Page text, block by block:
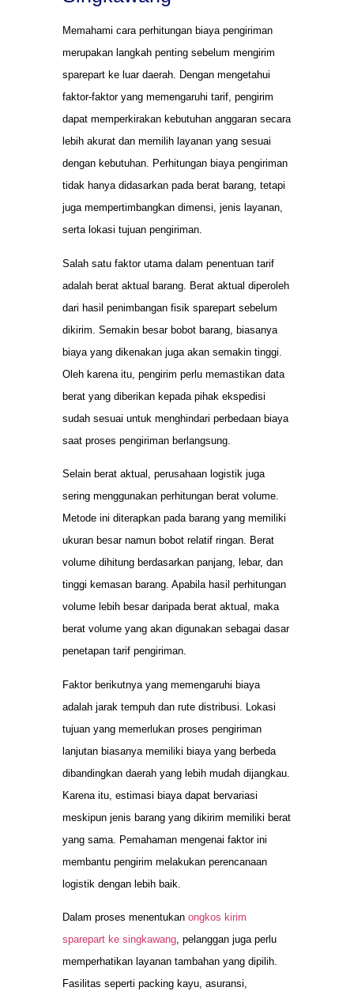
Memahami cara perhitungan biaya pengiriman
merupakan langkah penting sebelum mengirim
sparepart ke luar daerah. Dengan mengetahui
faktor-faktor yang memengaruhi tarif, pengirim
dapat memperkirakan kebutuhan anggaran secara
lebih akurat dan memilih layanan yang sesuai
dengan kebutuhan. Perhitungan biaya pengiriman
tidak hanya didasarkan pada berat barang, tetapi
juga mempertimbangkan dimensi, jenis layanan,
serta lokasi tujuan pengiriman.
Salah satu faktor utama dalam penentuan tarif
adalah berat aktual barang. Berat aktual diperoleh
dari hasil penimbangan fisik sparepart sebelum
dikirim. Semakin besar bobot barang, biasanya
biaya yang dikenakan juga akan semakin tinggi.
Oleh karena itu, pengirim perlu memastikan data
berat yang diberikan kepada pihak ekspedisi
sudah sesuai untuk menghindari perbedaan biaya
saat proses pengiriman berlangsung.
Selain berat aktual, perusahaan logistik juga
sering menggunakan perhitungan berat volume.
Metode ini diterapkan pada barang yang memiliki
ukuran besar namun bobot relatif ringan. Berat
volume dihitung berdasarkan panjang, lebar, dan
tinggi kemasan barang. Apabila hasil perhitungan
volume lebih besar daripada berat aktual, maka
berat volume yang akan digunakan sebagai dasar
penetapan tarif pengiriman.
Faktor berikutnya yang memengaruhi biaya
adalah jarak tempuh dan rute distribusi. Lokasi
tujuan yang memerlukan proses pengiriman
lanjutan biasanya memiliki biaya yang berbeda
dibandingkan daerah yang lebih mudah dijangkau.
Karena itu, estimasi biaya dapat bervariasi
meskipun jenis barang yang dikirim memiliki berat
yang sama. Pemahaman mengenai faktor ini
membantu pengirim melakukan perencanaan
logistik dengan lebih baik.
Dalam proses menentukan ongkos kirim
sparepart ke singkawang , pelanggan juga perlu
memperhatikan layanan tambahan yang dipilih.
Fasilitas seperti packing kayu, asuransi,